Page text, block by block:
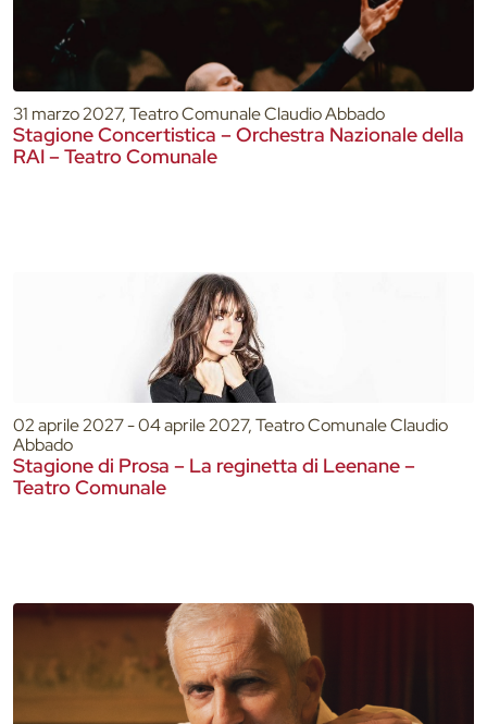
31 marzo 2027, Teatro Comunale Claudio Abbado
Stagione Concertistica – Orchestra Nazionale della
RAI – Teatro Comunale
02 aprile 2027 - 04 aprile 2027, Teatro Comunale Claudio
Abbado
Stagione di Prosa – La reginetta di Leenane –
Teatro Comunale